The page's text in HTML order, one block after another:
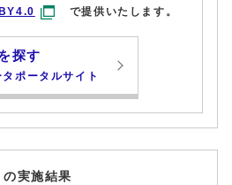
で提供いたします。
探す
ポータルサイト
実施結果